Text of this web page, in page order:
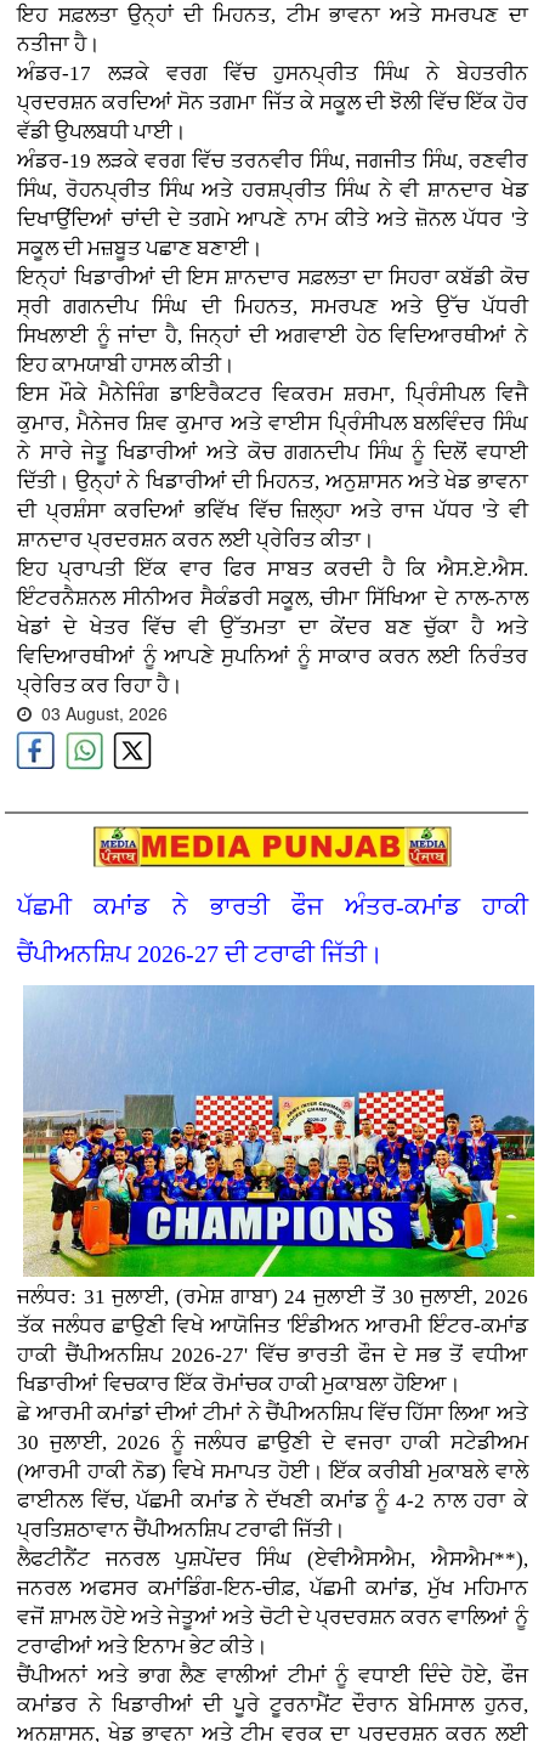
ਇਹ ਸਫ਼ਲਤਾ ਉਨ੍ਹਾਂ ਦੀ ਮਿਹਨਤ, ਟੀਮ ਭਾਵਨਾ ਅਤੇ ਸਮਰਪਣ ਦਾ
ਨਤੀਜਾ ਹੈ।
ਅੰਡਰ-17 ਲੜਕੇ ਵਰਗ ਵਿੱਚ ਹੁਸਨਪ੍ਰੀਤ ਸਿੰਘ ਨੇ ਬੇਹਤਰੀਨ
ਪ੍ਰਦਰਸ਼ਨ ਕਰਦਿਆਂ ਸੋਨ ਤਗਮਾ ਜਿੱਤ ਕੇ ਸਕੂਲ ਦੀ ਝੋਲੀ ਵਿੱਚ ਇੱਕ ਹੋਰ
ਵੱਡੀ ਉਪਲਬਧੀ ਪਾਈ।
ਅੰਡਰ-19 ਲੜਕੇ ਵਰਗ ਵਿੱਚ ਤਰਨਵੀਰ ਸਿੰਘ, ਜਗਜੀਤ ਸਿੰਘ, ਰਣਵੀਰ
ਸਿੰਘ, ਰੋਹਨਪ੍ਰੀਤ ਸਿੰਘ ਅਤੇ ਹਰਸ਼ਪ੍ਰੀਤ ਸਿੰਘ ਨੇ ਵੀ ਸ਼ਾਨਦਾਰ ਖੇਡ
ਦਿਖਾਉਂਦਿਆਂ ਚਾਂਦੀ ਦੇ ਤਗਮੇ ਆਪਣੇ ਨਾਮ ਕੀਤੇ ਅਤੇ ਜ਼ੋਨਲ ਪੱਧਰ 'ਤੇ
ਸਕੂਲ ਦੀ ਮਜ਼ਬੂਤ ਪਛਾਣ ਬਣਾਈ।
ਇਨ੍ਹਾਂ ਖਿਡਾਰੀਆਂ ਦੀ ਇਸ ਸ਼ਾਨਦਾਰ ਸਫ਼ਲਤਾ ਦਾ ਸਿਹਰਾ ਕਬੱਡੀ ਕੋਚ
ਸ੍ਰੀ ਗਗਨਦੀਪ ਸਿੰਘ ਦੀ ਮਿਹਨਤ, ਸਮਰਪਣ ਅਤੇ ਉੱਚ ਪੱਧਰੀ
ਸਿਖਲਾਈ ਨੂੰ ਜਾਂਦਾ ਹੈ, ਜਿਨ੍ਹਾਂ ਦੀ ਅਗਵਾਈ ਹੇਠ ਵਿਦਿਆਰਥੀਆਂ ਨੇ
ਇਹ ਕਾਮਯਾਬੀ ਹਾਸਲ ਕੀਤੀ।
ਇਸ ਮੌਕੇ ਮੈਨੇਜਿੰਗ ਡਾਇਰੈਕਟਰ ਵਿਕਰਮ ਸ਼ਰਮਾ, ਪ੍ਰਿੰਸੀਪਲ ਵਿਜੈ
ਕੁਮਾਰ, ਮੈਨੇਜਰ ਸ਼ਿਵ ਕੁਮਾਰ ਅਤੇ ਵਾਈਸ ਪ੍ਰਿੰਸੀਪਲ ਬਲਵਿੰਦਰ ਸਿੰਘ
ਨੇ ਸਾਰੇ ਜੇਤੂ ਖਿਡਾਰੀਆਂ ਅਤੇ ਕੋਚ ਗਗਨਦੀਪ ਸਿੰਘ ਨੂੰ ਦਿਲੋਂ ਵਧਾਈ
ਦਿੱਤੀ। ਉਨ੍ਹਾਂ ਨੇ ਖਿਡਾਰੀਆਂ ਦੀ ਮਿਹਨਤ, ਅਨੁਸ਼ਾਸਨ ਅਤੇ ਖੇਡ ਭਾਵਨਾ
ਦੀ ਪ੍ਰਸ਼ੰਸਾ ਕਰਦਿਆਂ ਭਵਿੱਖ ਵਿੱਚ ਜ਼ਿਲ੍ਹਾ ਅਤੇ ਰਾਜ ਪੱਧਰ 'ਤੇ ਵੀ
ਸ਼ਾਨਦਾਰ ਪ੍ਰਦਰਸ਼ਨ ਕਰਨ ਲਈ ਪ੍ਰੇਰਿਤ ਕੀਤਾ।
ਇਹ ਪ੍ਰਾਪਤੀ ਇੱਕ ਵਾਰ ਫਿਰ ਸਾਬਤ ਕਰਦੀ ਹੈ ਕਿ ਐਸ.ਏ.ਐਸ.
ਇੰਟਰਨੈਸ਼ਨਲ ਸੀਨੀਅਰ ਸੈਕੰਡਰੀ ਸਕੂਲ, ਚੀਮਾ ਸਿੱਖਿਆ ਦੇ ਨਾਲ-ਨਾਲ
ਖੇਡਾਂ ਦੇ ਖੇਤਰ ਵਿੱਚ ਵੀ ਉੱਤਮਤਾ ਦਾ ਕੇਂਦਰ ਬਣ ਚੁੱਕਾ ਹੈ ਅਤੇ
ਵਿਦਿਆਰਥੀਆਂ ਨੂੰ ਆਪਣੇ ਸੁਪਨਿਆਂ ਨੂੰ ਸਾਕਾਰ ਕਰਨ ਲਈ ਨਿਰੰਤਰ
ਪ੍ਰੇਰਿਤ ਕਰ ਰਿਹਾ ਹੈ।
03 August, 2026
ਪੱਛਮੀ ਕਮਾਂਡ ਨੇ ਭਾਰਤੀ ਫੌਜ ਅੰਤਰ-ਕਮਾਂਡ ਹਾਕੀ
ਚੈਂਪੀਅਨਸ਼ਿਪ 2026-27 ਦੀ ਟਰਾਫੀ ਜਿੱਤੀ।
ਜਲੰਧਰ: 31 ਜੁਲਾਈ, (ਰਮੇਸ਼ ਗਾਬਾ) 24 ਜੁਲਾਈ ਤੋਂ 30 ਜੁਲਾਈ, 2026
ਤੱਕ ਜਲੰਧਰ ਛਾਉਣੀ ਵਿਖੇ ਆਯੋਜਿਤ 'ਇੰਡੀਅਨ ਆਰਮੀ ਇੰਟਰ-ਕਮਾਂਡ
ਹਾਕੀ ਚੈਂਪੀਅਨਸ਼ਿਪ 2026-27' ਵਿੱਚ ਭਾਰਤੀ ਫੌਜ ਦੇ ਸਭ ਤੋਂ ਵਧੀਆ
ਖਿਡਾਰੀਆਂ ਵਿਚਕਾਰ ਇੱਕ ਰੋਮਾਂਚਕ ਹਾਕੀ ਮੁਕਾਬਲਾ ਹੋਇਆ।
ਛੇ ਆਰਮੀ ਕਮਾਂਡਾਂ ਦੀਆਂ ਟੀਮਾਂ ਨੇ ਚੈਂਪੀਅਨਸ਼ਿਪ ਵਿੱਚ ਹਿੱਸਾ ਲਿਆ ਅਤੇ
30 ਜੁਲਾਈ, 2026 ਨੂੰ ਜਲੰਧਰ ਛਾਉਣੀ ਦੇ ਵਜਰਾ ਹਾਕੀ ਸਟੇਡੀਅਮ
(ਆਰਮੀ ਹਾਕੀ ਨੋਡ) ਵਿਖੇ ਸਮਾਪਤ ਹੋਈ। ਇੱਕ ਕਰੀਬੀ ਮੁਕਾਬਲੇ ਵਾਲੇ
ਫਾਈਨਲ ਵਿੱਚ, ਪੱਛਮੀ ਕਮਾਂਡ ਨੇ ਦੱਖਣੀ ਕਮਾਂਡ ਨੂੰ 4-2 ਨਾਲ ਹਰਾ ਕੇ
ਪ੍ਰਤਿਸ਼ਠਾਵਾਨ ਚੈਂਪੀਅਨਸ਼ਿਪ ਟਰਾਫੀ ਜਿੱਤੀ।
ਲੈਫਟੀਨੈਂਟ ਜਨਰਲ ਪੁਸ਼ਪੇਂਦਰ ਸਿੰਘ (ਏਵੀਐਸਐਮ, ਐਸਐਮ**),
ਜਨਰਲ ਅਫਸਰ ਕਮਾਂਡਿੰਗ-ਇਨ-ਚੀਫ਼, ਪੱਛਮੀ ਕਮਾਂਡ, ਮੁੱਖ ਮਹਿਮਾਨ
ਵਜੋਂ ਸ਼ਾਮਲ ਹੋਏ ਅਤੇ ਜੇਤੂਆਂ ਅਤੇ ਚੋਟੀ ਦੇ ਪ੍ਰਦਰਸ਼ਨ ਕਰਨ ਵਾਲਿਆਂ ਨੂੰ
ਟਰਾਫੀਆਂ ਅਤੇ ਇਨਾਮ ਭੇਟ ਕੀਤੇ।
ਚੈਂਪੀਅਨਾਂ ਅਤੇ ਭਾਗ ਲੈਣ ਵਾਲੀਆਂ ਟੀਮਾਂ ਨੂੰ ਵਧਾਈ ਦਿੰਦੇ ਹੋਏ, ਫੌਜ
ਕਮਾਂਡਰ ਨੇ ਖਿਡਾਰੀਆਂ ਦੀ ਪੂਰੇ ਟੂਰਨਾਮੈਂਟ ਦੌਰਾਨ ਬੇਮਿਸਾਲ ਹੁਨਰ,
ਅਨੁਸ਼ਾਸਨ, ਖੇਡ ਭਾਵਨਾ ਅਤੇ ਟੀਮ ਵਰਕ ਦਾ ਪ੍ਰਦਰਸ਼ਨ ਕਰਨ ਲਈ